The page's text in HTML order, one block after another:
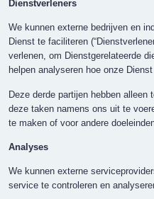
Dienstverleners
We kunnen externe bedrijven en
Dienst te faciliteren
verlenen, om Dienstgerelateerde
helpen analyseren hoe onze
Deze derde partijen hebben alleen
deze taken namens ons uit te
te maken of voor andere
Analyses
We kunnen externe
service te controleren en